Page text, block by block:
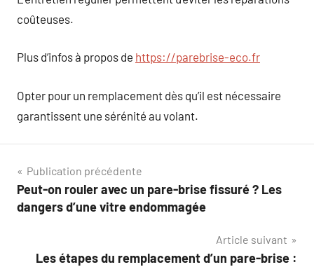
coûteuses.
Plus d’infos à propos de https://parebrise-eco.fr
Opter pour un remplacement dès qu’il est nécessaire
garantissent une sérénité au volant.
Navigation
de
Publication précédente
Peut-on rouler avec un pare-brise fissuré ? Les
dangers d’une vitre endommagée
Article suivant
Les étapes du remplacement d’un pare-brise :